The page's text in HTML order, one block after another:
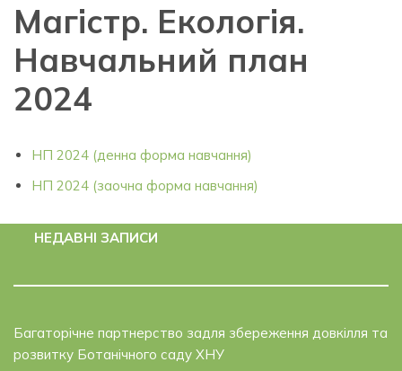
Магістр. Екологія.
Навчальний план
2024
НП 2024 (денна форма навчання)
НП 2024 (заочна форма навчання)
НЕДАВНІ ЗАПИСИ
Багаторічне партнерство задля збереження довкілля та
розвитку Ботанічного саду ХНУ